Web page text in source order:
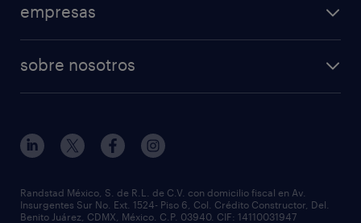
empresas
sobre nosotros
Randstad México, S. de R.L. de C.V. con domicilio fiscal en Av.
Insurgentes Sur No. Ext. 1524- Piso 6, Col. Crédito Constructor, Del.
Benito Juárez, CDMX, México. C.P. 03940. CIF: 14110031947